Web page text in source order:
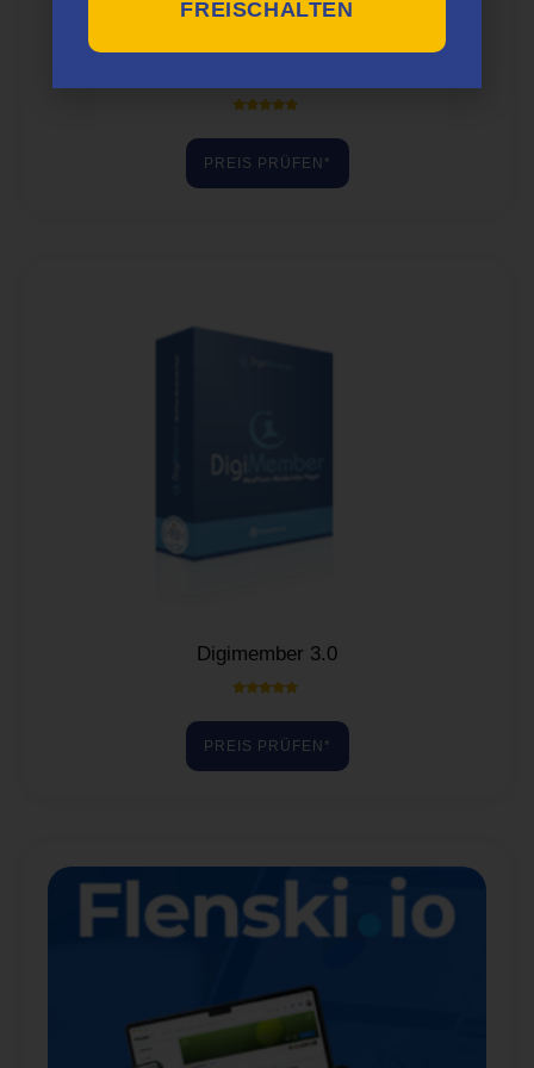
5.00
PREIS PRÜFEN*
Digimember 3.0
5.00
PREIS PRÜFEN*
FREISCHALTEN